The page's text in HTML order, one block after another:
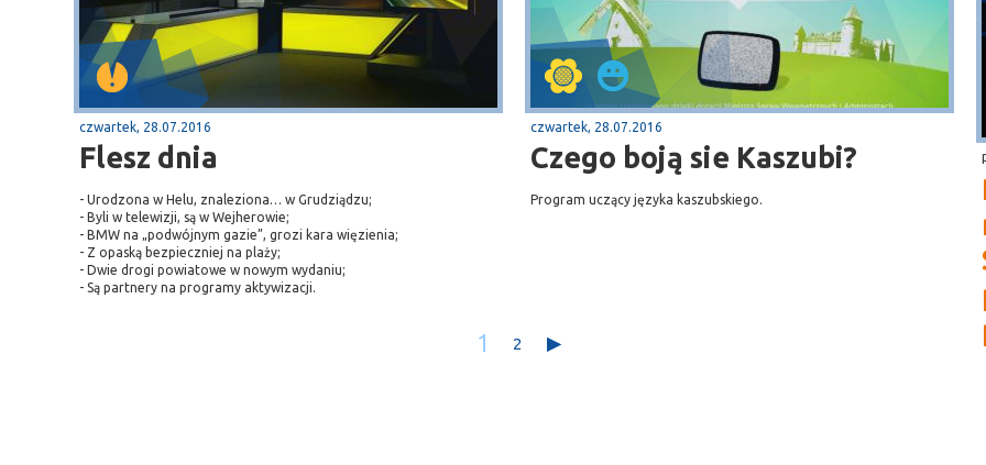
czwartek, 28.07.2016
Flesz dnia
- Urodzona w Helu, znaleziona… w Grudziądzu;
- Byli w telewizji, są w Wejherowie;
- BMW na „podwójnym gazie”, grozi kara więzienia;
- Z opaską bezpieczniej na plaży;
- Dwie drogi powiatowe w nowym wydaniu;
- Są partnery na programy aktywizacji.
czwartek, 28.07.2016
Czego boją sie Kaszubi?
Program uczący języka kaszubskiego.
1 2